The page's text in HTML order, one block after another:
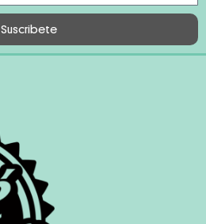
Suscribete